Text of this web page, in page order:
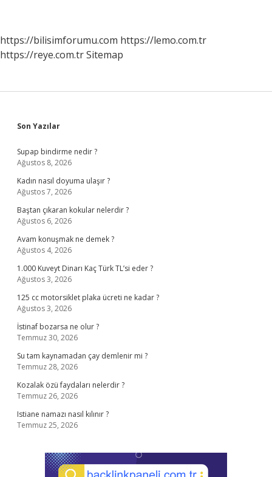
https://bilisimforumu.com https://lemo.com.tr
https://reye.com.trSitemap
Sidebar
Son Yazılar
Supap bindirme nedir ?
Ağustos 8, 2026
Kadın nasıl doyuma ulaşır ?
Ağustos 7, 2026
Baştan çıkaran kokular nelerdir ?
Ağustos 6, 2026
Avam konuşmak ne demek ?
Ağustos 4, 2026
1.000 Kuveyt Dinarı Kaç Türk TL’si eder ?
Ağustos 3, 2026
125 cc motorsiklet plaka ücreti ne kadar ?
Ağustos 3, 2026
İstinaf bozarsa ne olur ?
Temmuz 30, 2026
Su tam kaynamadan çay demlenir mi ?
Temmuz 28, 2026
Kozalak özü faydaları nelerdir ?
Temmuz 26, 2026
Istiane namazı nasıl kılınır ?
Temmuz 25, 2026